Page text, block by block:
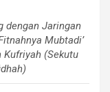
dengan Jaringan
Mubtadi’
(Sekutu